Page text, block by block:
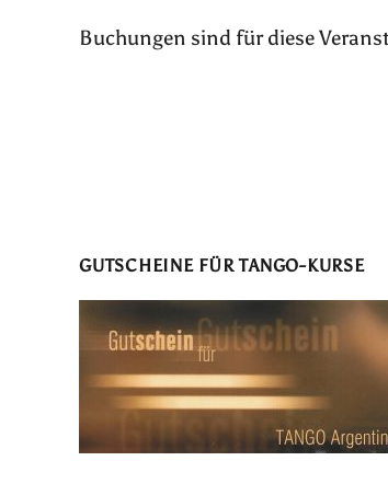
Buchungen sind für diese
GUTSCHEINE FÜR TANGO-KURSE